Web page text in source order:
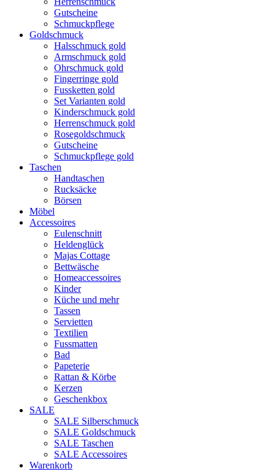
Gutscheine
Schmuckpflege
Goldschmuck
Halsschmuck gold
Armschmuck gold
Ohrschmuck gold
Fingerringe gold
Fussketten gold
Set Varianten gold
Kinderschmuck gold
Herrenschmuck gold
Rosegoldschmuck
Gutscheine
Schmuckpflege gold
Taschen
Handtaschen
Rucksäcke
Börsen
Möbel
Accessoires
Eulenschnitt
Heldenglück
Majas Cottage
Bettwäsche
Homeaccessoires
Kinder
Küche und mehr
Tassen
Servietten
Textilien
Fussmatten
Bad
Papeterie
Rattan & Körbe
Kerzen
Geschenkbox
SALE
SALE Silberschmuck
SALE Goldschmuck
SALE Taschen
SALE Accessoires
Warenkorb